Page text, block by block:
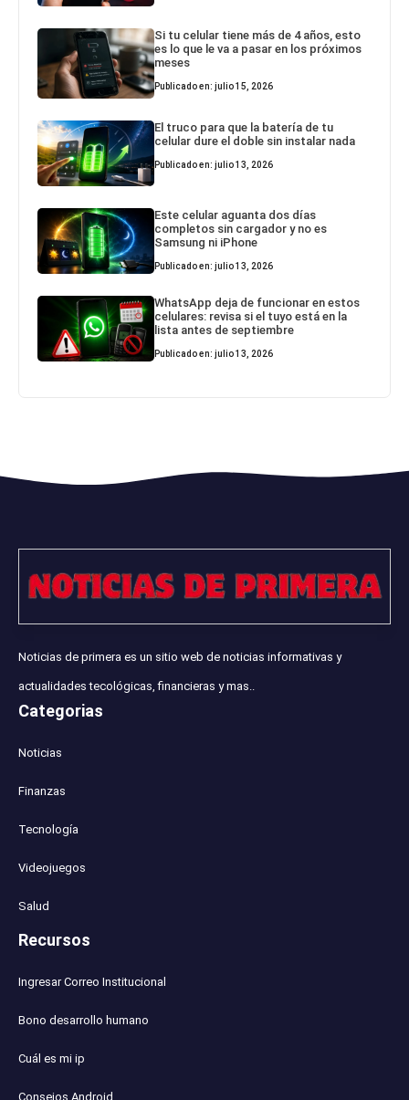
Si tu celular tiene más de 4 años, esto
es lo que le va a pasar en los próximos
meses
Publicado en: julio 15, 2026
El truco para que la batería de tu
celular dure el doble sin instalar nada
Publicado en: julio 13, 2026
Este celular aguanta dos días
completos sin cargador y no es
Samsung ni iPhone
Publicado en: julio 13, 2026
WhatsApp deja de funcionar en estos
celulares: revisa si el tuyo está en la
lista antes de septiembre
Publicado en: julio 13, 2026
Noticias de primera es un sitio web de noticias informativas y
actualidades tecológicas, financieras y mas..
Categorias
Noticias
Finanzas
Tecnología
Videojuegos
Salud
Recursos
Ingresar Correo Institucional
Bono desarrollo humano
Cuál es mi ip
Consejos Android